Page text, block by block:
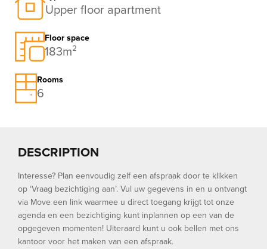
Upper floor apartment
Floor space
183m²
Rooms
6
DESCRIPTION
Interesse? Plan eenvoudig zelf een afspraak door te klikken
op ‘Vraag bezichtiging aan’. Vul uw gegevens in en u ontvangt
via Move een link waarmee u direct toegang krijgt tot onze
agenda en een bezichtiging kunt inplannen op een van de
opgegeven momenten! Uiteraard kunt u ook bellen met ons
kantoor voor het maken van een afspraak.